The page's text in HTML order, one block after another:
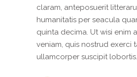
claram, anteposuerit
humanitatis per seacula
quinta decima. Ut wisi enim
veniam, quis nostrud exerci
ullamcorper suscipit lobortis.